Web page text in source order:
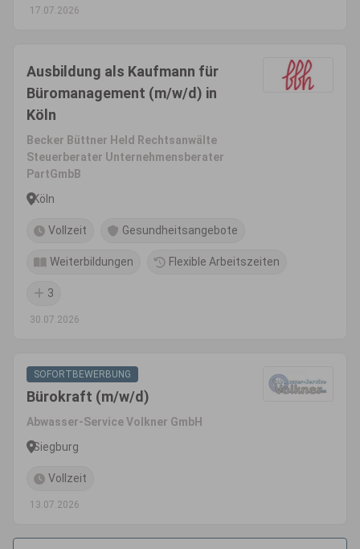
17.07.2026
Ausbildung als Kaufmann für
Büromanagement (m/w/d) in
Köln
Becker Büttner Held Rechtsanwälte
Steuerberater Unternehmensberater
PartGmbB
Köln
Vollzeit Gesundheitsangebote
Weiterbildungen Flexible Arbeitszeiten
3
30.07.2026
SOFORTBEWERBUNG
Bürokraft (m/w/d)
Abwasser-Service Volkner GmbH
Siegburg
Vollzeit
13.07.2026